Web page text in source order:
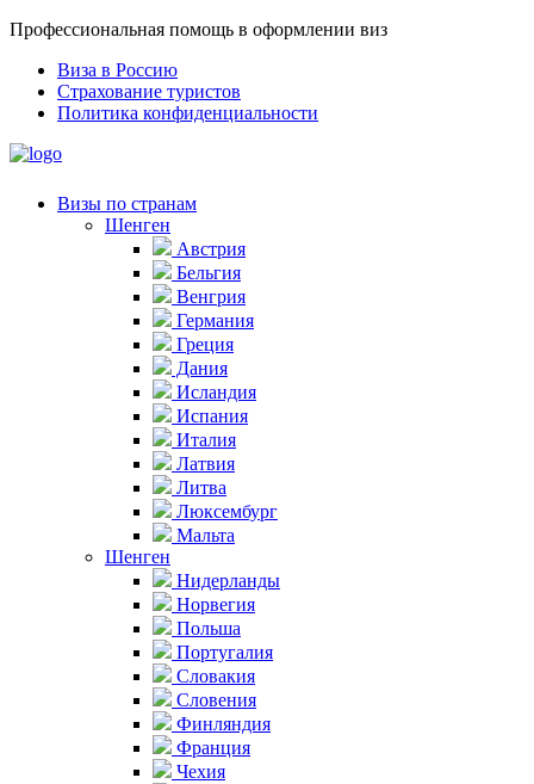
Профессиональная помощь в оформлении виз
Виза в Россию
Страхование туристов
Политика конфиденциальности
Визы по странам
Шенген
Австрия
Бельгия
Венгрия
Германия
Греция
Дания
Исландия
Испания
Италия
Латвия
Литва
Люксембург
Мальта
Шенген
Нидерланды
Норвегия
Польша
Португалия
Словакия
Словения
Финляндия
Франция
Чехия